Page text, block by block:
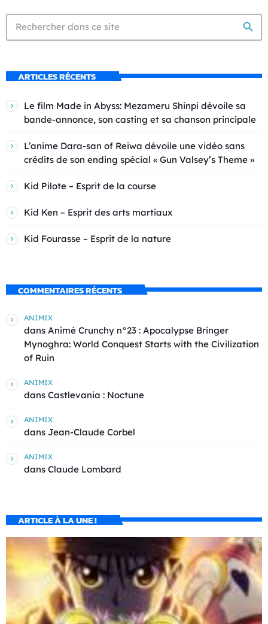
search
ARTICLES RÉCENTS
Le film Made in Abyss: Mezameru Shinpi dévoile sa
bande-annonce, son casting et sa chanson principale
L’anime Dara-san of Reiwa dévoile une vidéo sans
crédits de son ending spécial « Gun Valsey’s Theme »
Kid Pilote – Esprit de la course
Kid Ken – Esprit des arts martiaux
Kid Fourasse – Esprit de la nature
COMMENTAIRES RÉCENTS
ANIMIX
dans Animé Crunchy n°23 : Apocalypse Bringer
Mynoghra: World Conquest Starts with the Civilization
of Ruin
ANIMIX
dans Castlevania : Noctune
ANIMIX
dans Jean-Claude Corbel
ANIMIX
dans Claude Lombard
ARTICLE À LA UNE !